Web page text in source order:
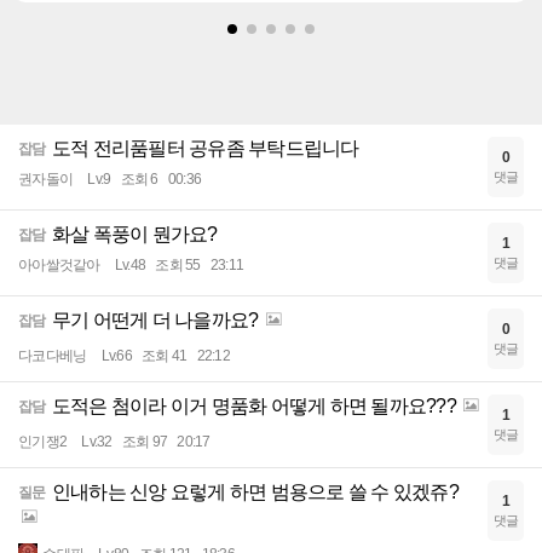
잡담 도적 전리품필터 공유좀 부탁드립니다
권자돌이 Lv.9 조회 6 00:36
0
댓글
잡담 화살 폭풍이 뭔가요?
아아쌀것같아 Lv.48 조회 55 23:11
1
댓글
잡담 무기 어떤게 더 나을까요?
다코다베닝 Lv.66 조회 41 22:12
0
댓글
잡담 도적은 첨이라 이거 명품화 어떻게 하면 될까요???
인기쟁2 Lv.32 조회 97 20:17
1
댓글
질문 인내하는 신앙 요렇게 하면 범용으로 쓸 수 있겠쥬? 1
댓글